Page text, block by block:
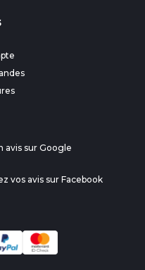
avis sur Google
vos avis sur Facebook